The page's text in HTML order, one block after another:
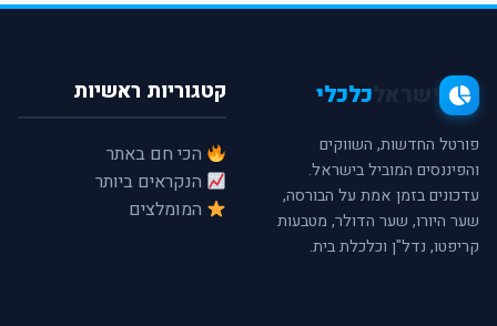
כלכלי
פורטל החדשות, השווקים
והפיננסים המוביל בישראל.
עדכונים בזמן אמת על הבורסה,
שער היורו, שער הדולר, מטבעות
קריפטו, נדל"ן וכלכלת בית.
קטגוריות ראשיות
הכי חם באתר
הנקראים ביותר
המומלצים